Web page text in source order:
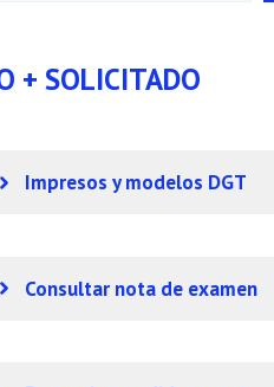
+ SOLICITADO
Impresos y modelos DGT
Consultar nota de examen